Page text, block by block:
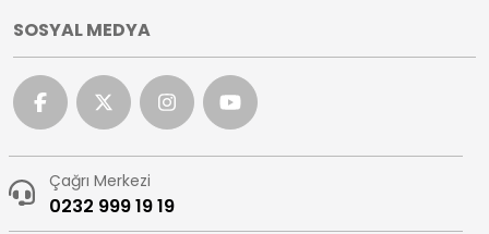
SOSYAL MEDYA
Çağrı Merkezi
0232 999 19 19